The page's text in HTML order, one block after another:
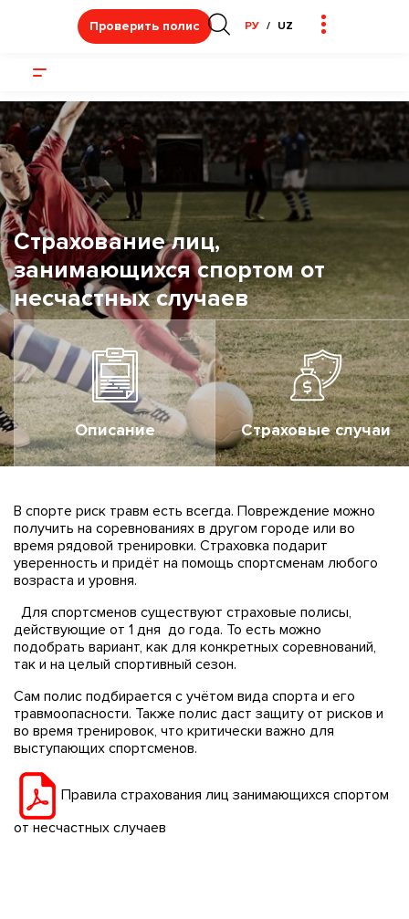
Проверить полис РУ UZ
Страхование лиц,
занимающихся спортом от
несчастных случаев
Описание Страховые случаи
В спорте риск травм есть всегда. Повреждение можно
получить на соревнованиях в другом городе или во
время рядовой тренировки. Страховка подарит
уверенность и придёт на помощь спортсменам любого
возраста и уровня.
Для спортсменов существуют страховые полисы,
действующие от 1 дня до года. То есть можно
подобрать вариант, как для конкретных соревнований,
так и на целый спортивный сезон.
Сам полис подбирается с учётом вида спорта и его
травмоопасности. Также полис даст защиту от рисков и
во время тренировок, что критически важно для
выступающих спортсменов.
Правила страхования лиц занимающихся спортом
от несчастных случаев